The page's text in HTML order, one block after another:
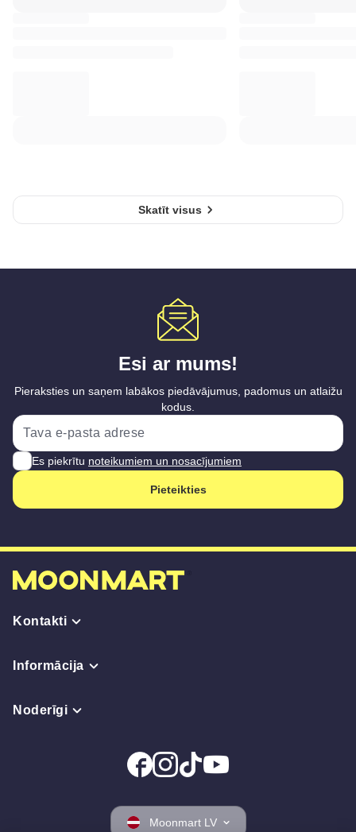
Skatīt visus
Esi ar mums!
Pieraksties un saņem labākos piedāvājumus, padomus un atlaižu
kodus.
Es piekrītu noteikumiem un nosacījumiem
Pieteikties
Kontakti
Informācija
Noderīgi
Moonmart LV